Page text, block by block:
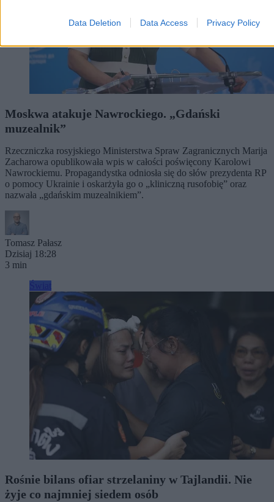
Data Deletion Data Access Privacy Policy
Moskwa atakuje Nawrockiego. „Gdański
muzealnik”
Rzeczniczka rosyjskiego Ministerstwa Spraw Zagranicznych Marija
Zacharowa opublikowała wpis w całości poświęcony Karolowi
Nawrockiemu. Propagandystka odniosła się do słów prezydenta RP
o pomocy Ukrainie i oskarżyła go o „kliniczną rusofobię” oraz
nazwała „gdańskim muzealnikiem”.
Tomasz Pałasz
Dzisiaj 18:28
3 min
Rośnie bilans ofiar strzelaniny w Tajlandii. Nie
żyje co najmniej siedem osób